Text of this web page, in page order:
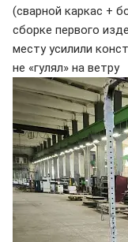
(сварной каркас +
сборке первого
месту усилили
не «гулял» на ветру